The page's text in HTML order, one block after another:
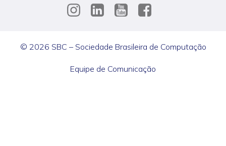
© 2026 SBC – Sociedade Brasileira de Computação
Equipe de Comunicação